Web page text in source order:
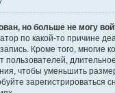
но больше не могу
по какой-то причине
Кроме того, многие
пользователей,
чтобы уменьшить
зарегистрироваться